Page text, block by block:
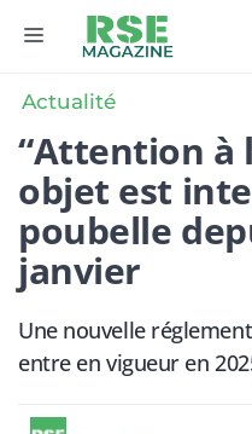
MENU
Actualité
“Attention à
objet est
poubelle
janvier
Une nouvelle
entre en vigueur en